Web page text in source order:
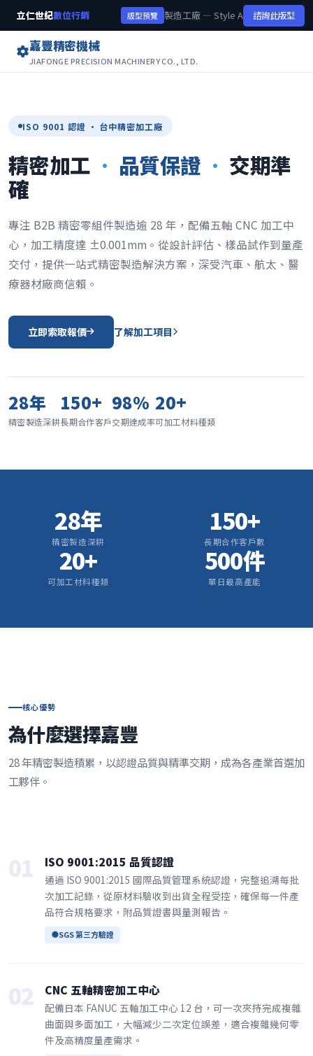
立仁世紀數位行銷 版型預覽 製造工廠 — Style A 諮詢此版型
嘉豐精密機械
JIAFONGE PRECISION MACHINERY CO., LTD.
ISO 9001 認證 · 台中精密加工廠
精密加工 · 品質保證 · 交期準
確
專注 B2B 精密零組件製造逾 28 年，配備五軸 CNC 加工中
心，加工精度達 ±0.001mm。從設計評估、樣品試作到量產
交付，提供一站式精密製造解決方案，深受汽車、航太、醫
療器材廠商信賴。
立即索取報價 了解加工項目
28年
精密製造深耕
150+
長期合作客戶
98%
交期達成率
20+
可加工材料種類
28年
精密製造深耕
150+
長期合作客戶數
20+
可加工材料種類
500件
單日最高產能
核心優勢
為什麼選擇嘉豐
28 年精密製造積累，以認證品質與精準交期，成為各產業首選加
工夥伴。
ISO 9001:2015 品質認證
通過 ISO 9001:2015 國際品質管理系統認證，完整追溯每批
次加工記錄，從原材料驗收到出貨全程受控，確保每一件產
品符合規格要求，附品質證書與量測報告。
SGS 第三方驗證
CNC 五軸精密加工中心
配備日本 FANUC 五軸加工中心 12 台，可一次夾持完成複雜
曲面與多面加工，大幅減少二次定位誤差，適合複雜幾何零
件及高精度量產需求。